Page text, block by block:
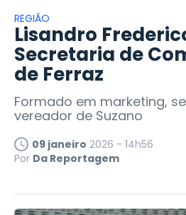
REGIÃO
Lisandro
Secretaria de
de Ferraz
Formado em marketing,
vereador de Suzano
09 janeiro 2026 - 14h56
Por Da Reportagem